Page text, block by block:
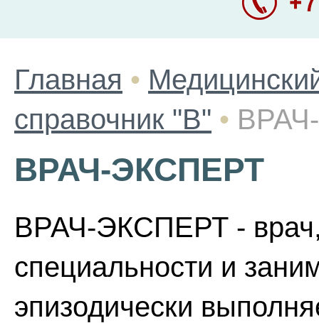
Главная •
справочник "В" •
ВРАЧ-ЭКСПЕРТ
ВРАЧ-ЭКСПЕРТ - врач,
специальности и
эпизодически